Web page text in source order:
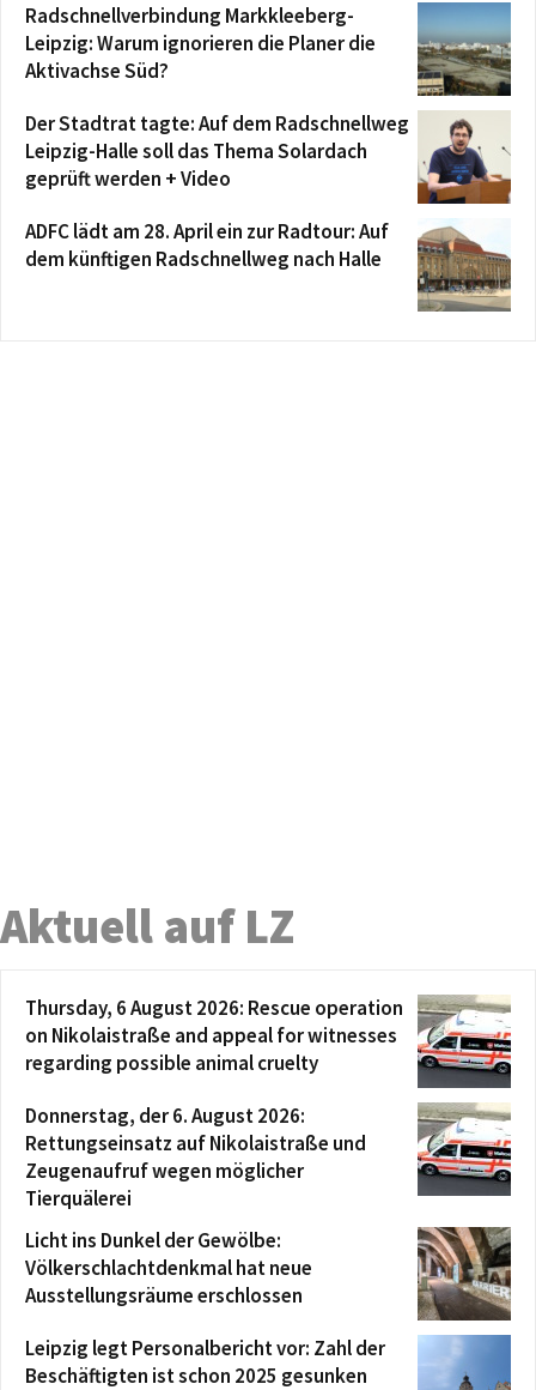
Radschnellverbindung Markkleeberg-
Leipzig: Warum ignorieren die Planer die
Aktivachse Süd?
Der Stadtrat tagte: Auf dem Radschnellweg
Leipzig-Halle soll das Thema Solardach
geprüft werden + Video
ADFC lädt am 28. April ein zur Radtour: Auf
dem künftigen Radschnellweg nach Halle
Aktuell auf LZ
Thursday, 6 August 2026: Rescue operation
on Nikolaistraße and appeal for witnesses
regarding possible animal cruelty
Donnerstag, der 6. August 2026:
Rettungseinsatz auf Nikolaistraße und
Zeugenaufruf wegen möglicher
Tierquälerei
Licht ins Dunkel der Gewölbe:
Völkerschlachtdenkmal hat neue
Ausstellungsräume erschlossen
Leipzig legt Personalbericht vor: Zahl der
Beschäftigten ist schon 2025 gesunken